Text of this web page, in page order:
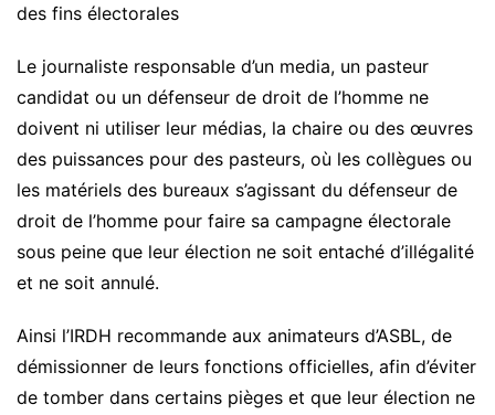
des fins électorales
Le journaliste responsable d’un media, un pasteur
candidat ou un défenseur de droit de l’homme ne
doivent ni utiliser leur médias, la chaire ou des œuvres
des puissances pour des pasteurs, où les collègues ou
les matériels des bureaux s’agissant du défenseur de
droit de l’homme pour faire sa campagne électorale
sous peine que leur élection ne soit entaché d’illégalité
et ne soit annulé.
Ainsi l’IRDH recommande aux animateurs d’ASBL, de
démissionner de leurs fonctions officielles, afin d’éviter
de tomber dans certains pièges et que leur élection ne